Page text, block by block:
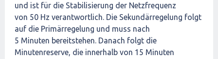
und ist für die Stabilisierung der Netzfrequenz
von 50 Hz verantwortlich. Die Sekundärregelung folgt
auf die Primärregelung und muss nach
5 Minuten bereitstehen. Danach folgt die
Minutenreserve, die innerhalb von 15 Minuten